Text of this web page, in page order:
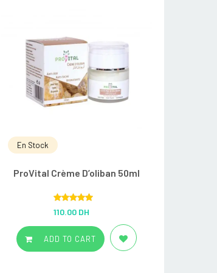
En Stock
ProVital Crème D’oliban 50ml
Rated5.00
out of 5
110.00 DH
ADD TO CART